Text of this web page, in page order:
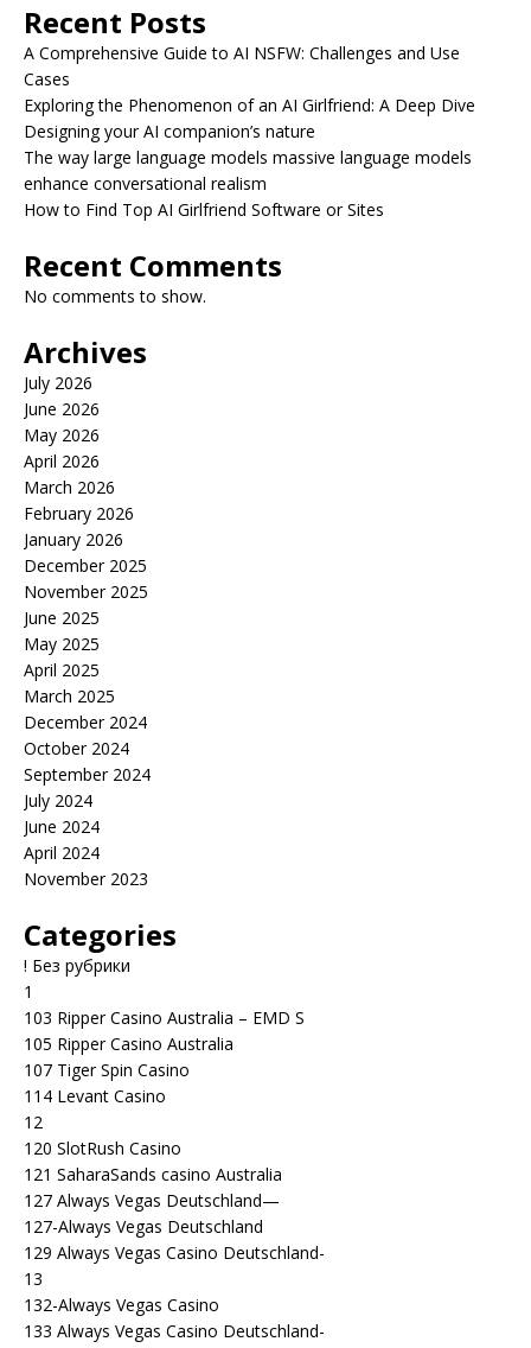
Recent Posts
A Comprehensive Guide to AI NSFW: Challenges and Use
Cases
Exploring the Phenomenon of an AI Girlfriend: A Deep Dive
Designing your AI companion’s nature
The way large language models massive language models
enhance conversational realism
How to Find Top AI Girlfriend Software or Sites
Recent Comments
No comments to show.
Archives
July 2026
June 2026
May 2026
April 2026
March 2026
February 2026
January 2026
December 2025
November 2025
June 2025
May 2025
April 2025
March 2025
December 2024
October 2024
September 2024
July 2024
June 2024
April 2024
November 2023
Categories
! Без рубрики
1
103 Ripper Casino Australia – EMD S
105 Ripper Casino Australia
107 Tiger Spin Casino
114 Levant Casino
12
120 SlotRush Casino
121 SaharaSands casino Australia
127 Always Vegas Deutschland—
127-Always Vegas Deutschland
129 Always Vegas Casino Deutschland-
13
132-Always Vegas Casino
133 Always Vegas Casino Deutschland-